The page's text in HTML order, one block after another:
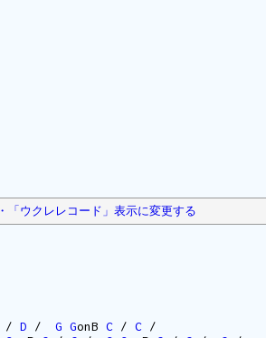
・「ウクレレコード」表示に変更する
/ D / G GonB C / C /